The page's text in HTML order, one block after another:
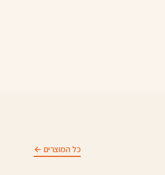
כל המוצרים ←